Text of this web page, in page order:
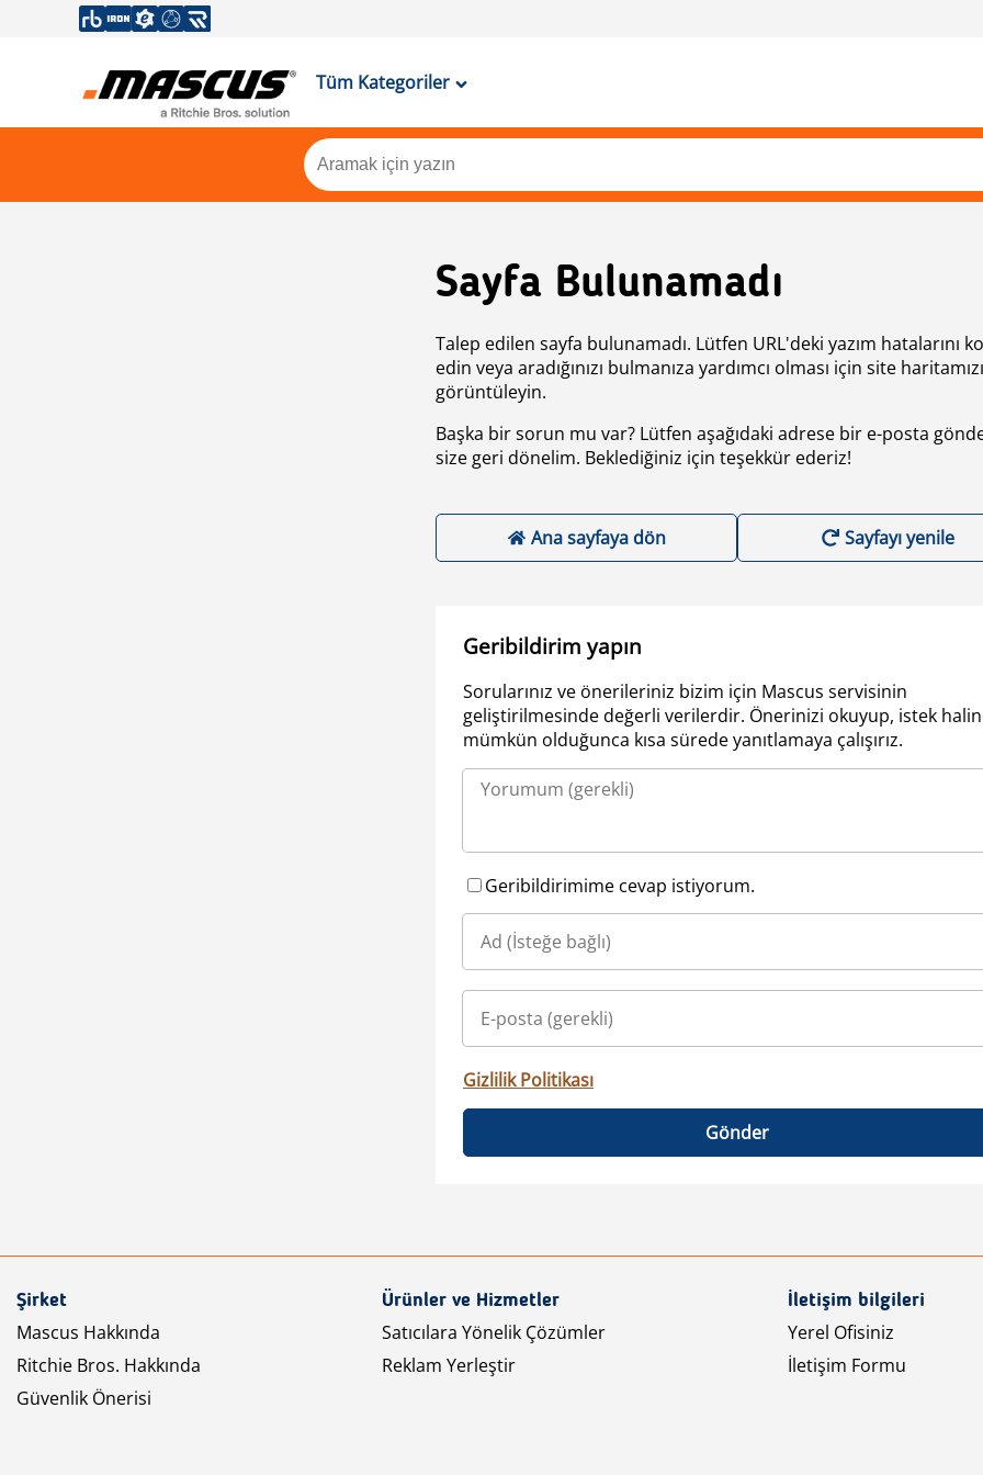
Tüm Kategoriler
Sayfa Bulunamadı
Talep edilen sayfa bulunamadı. Lütfen URL'deki yazım hatalarını
edin veya aradığınızı bulmanıza yardımcı olması için site haritamızı
görüntüleyin.
Başka bir sorun mu var? Lütfen aşağıdaki adrese bir e-posta
size geri dönelim. Beklediğiniz için teşekkür ederiz!
Ana sayfaya dön Sayfayı yenile
Geribildirim yapın
Sorularınız ve önerileriniz bizim için Mascus servisinin
geliştirilmesinde değerli verilerdir. Önerinizi okuyup, istek
mümkün olduğunca kısa sürede yanıtlamaya çalışırız.
Geribildirimime cevap istiyorum.
Gizlilik Politikası
Gönder
Şirket
Mascus Hakkında
Ritchie Bros. Hakkında
Güvenlik Önerisi
Ürünler ve Hizmetler
Satıcılara Yönelik Çözümler
Reklam Yerleştir
İletişim bilgileri
Yerel Ofisiniz
İletişim Formu